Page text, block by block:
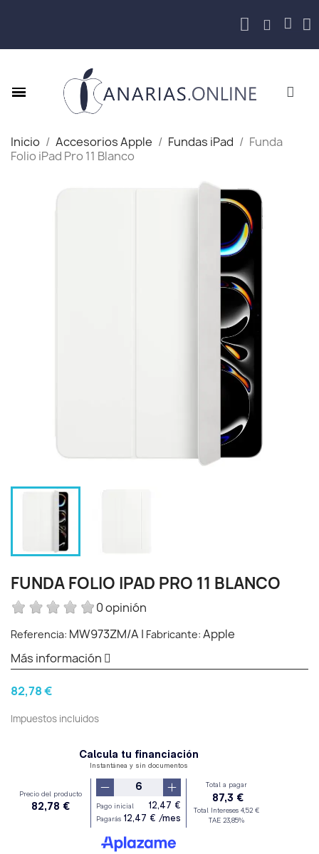
Inicio Accesorios Apple Fundas iPad
Funda
Folio iPad Pro 11 Blanco
FUNDA FOLIO IPAD PRO 11 BLANCO
0 opinión
Referencia: MW973ZM/A | Fabricante: Apple
Más información
82,78 €
Impuestos incluidos